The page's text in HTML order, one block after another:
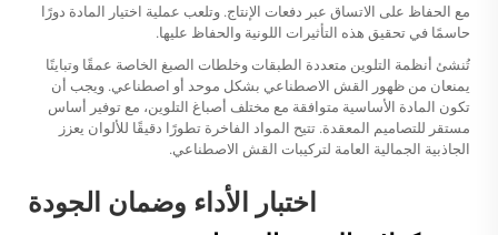
مع الحفاظ على الاتساق عبر دفعات الإنتاج. وتلعب عملية اختيار المادة دورًا
حاسمًا في تحقيق هذه التأثيرات اللونية والحفاظ عليها.
تُنشئ أنظمة التلوين متعددة الطبقات وخلطات الصبغ الخاصة عمقًا وتباينًا
يمنعان من ظهور القش الاصطناعي بشكل موحد أو اصطناعي. ويجب أن
تكون المادة الأساسية متوافقة مع مختلف أصباغ التلوين، مع توفير أساس
مستقر للتصاميم المعقدة. تتيح المواد الفاخرة تطورًا دقيقًا للألوان يعزز
الجاذبية الجمالية العامة لتركيبات القش الاصطناعي.
اختبار الأداء وضمان الجودة